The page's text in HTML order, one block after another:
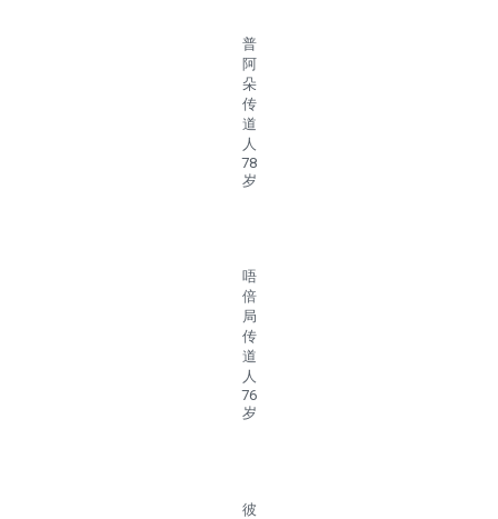
普
阿
朵
传
道
人
78
岁
唔
倍
局
传
道
人
76
岁
彼